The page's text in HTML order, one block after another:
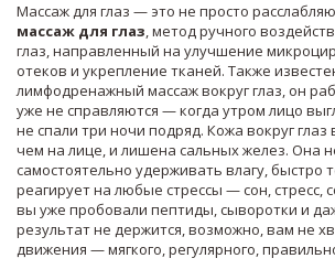
Массаж для глаз — это не просто
массаж для глаз,метод ручного
глаз, направленный на улучшение
отеков и укрепление тканей. Также
лимфодренажный массаж вокруг глаз, он
уже не справляются — когда утром лицо
не спали три ночи подряд. Кожа вокруг
чем на лице, и лишена сальных желез. Она
самостоятельно удерживать влагу, быстро
реагирует на любые стрессы — сон, стресс,
вы уже пробовали пептиды, сыворотки и
результат не держится, возможно, вам не
движения — мягкого, регулярного,